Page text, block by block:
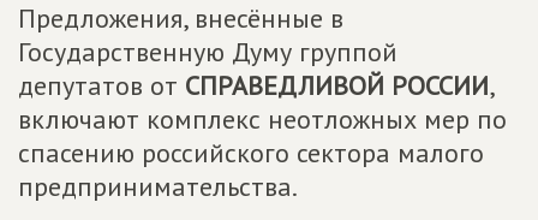
Предложения, внесённые в
Государственную Думу группой
депутатов от СПРАВЕДЛИВОЙ РОССИИ,
включают комплекс неотложных мер по
спасению российского сектора малого
предпринимательства.